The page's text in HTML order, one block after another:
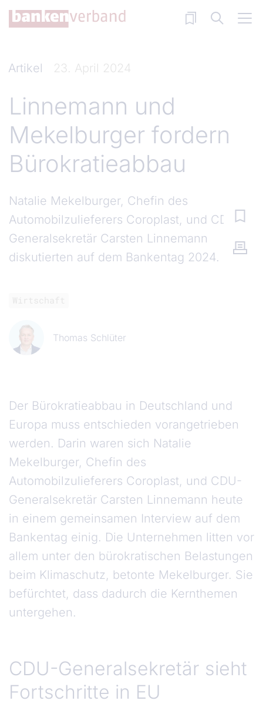
Direkt zum Inhalt
Artikel 23. April 2024
Linnemann und
Mekelburger fordern
Bürokratieabbau
Natalie Mekelburger, Chefin des
Automobilzulieferers Coroplast, und CDU-
Generalsekretär Carsten Linnemann
diskutierten auf dem Bankentag 2024.
Thomas Schlüter
Der Bürokratieabbau in Deutschland und
Europa muss entschieden vorangetrieben
werden. Darin waren sich Natalie
Mekelburger, Chefin des
Automobilzulieferers Coroplast, und CDU-
Generalsekretär Carsten Linnemann heute
in einem gemeinsamen Interview auf dem
Bankentag einig. Die Unternehmen litten vor
allem unter den bürokratischen Belastungen
beim Klimaschutz, betonte Mekelburger. Sie
befürchtet, dass dadurch die Kernthemen
untergehen.
CDU-Generalsekretär sieht
Fortschritte in EU